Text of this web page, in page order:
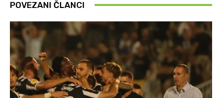
POVEZANI ČLANCI